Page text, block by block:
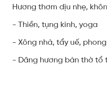
Hương thơm dịu nhẹ,
- Thiền, tụng kinh, yoga
- Xông nhà, tẩy uế,
- Dâng hương bàn thờ tổ